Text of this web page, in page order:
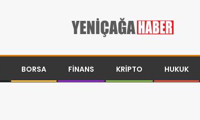
BORSA FINANS KRIPTO HUKUK